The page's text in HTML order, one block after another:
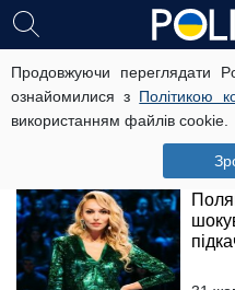
Продовжуючи переглядати
ознайомилися з Політикою
використанням файлів cookie.
31